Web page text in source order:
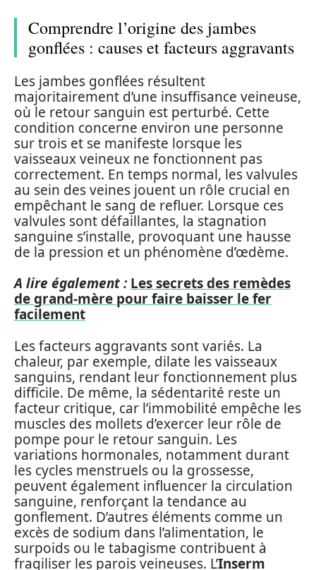
Comprendre l’origine des jambes
gonflées : causes et facteurs aggravants
Les jambes gonflées résultent
majoritairement d’une insuffisance veineuse,
où le retour sanguin est perturbé. Cette
condition concerne environ une personne
sur trois et se manifeste lorsque les
vaisseaux veineux ne fonctionnent pas
correctement. En temps normal, les valvules
au sein des veines jouent un rôle crucial en
empêchant le sang de refluer. Lorsque ces
valvules sont défaillantes, la stagnation
sanguine s’installe, provoquant une hausse
de la pression et un phénomène d’œdème.
A lire également : Les secrets des remèdes
de grand-mère pour faire baisser le fer
facilement
Les facteurs aggravants sont variés. La
chaleur, par exemple, dilate les vaisseaux
sanguins, rendant leur fonctionnement plus
difficile. De même, la sédentarité reste un
facteur critique, car l’immobilité empêche les
muscles des mollets d’exercer leur rôle de
pompe pour le retour sanguin. Les
variations hormonales, notamment durant
les cycles menstruels ou la grossesse,
peuvent également influencer la circulation
sanguine, renforçant la tendance au
gonflement. D’autres éléments comme un
excès de sodium dans l’alimentation, le
surpoids ou le tabagisme contribuent à
fragiliser les parois veineuses. L’Inserm